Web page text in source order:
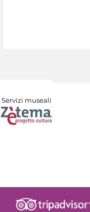
Servizi museali